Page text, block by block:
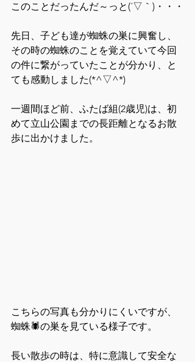
このことだったんだ～っと(´▽｀)・・・
先日、子ども達が蜘蛛の巣に興奮し、
その時の蜘蛛のことを覚えていて今回
の件に繋がっていたことが分かり、と
ても感動しました(*^▽^*)
一週間ほど前、ふたば組(2歳児)は、初
めて立山公園までの長距離となるお散
歩に出かけました。
こちらの写真も分かりにくいですが、
蜘蛛🕷の巣を見ている様子です。
長い散歩の時は、特に意識して安全な